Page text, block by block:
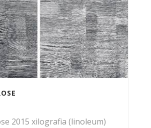
2015 xilografia (linoleum)